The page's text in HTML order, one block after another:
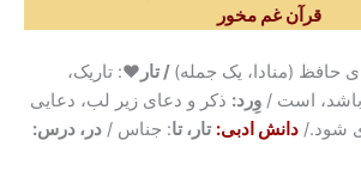
قرآن غم مخور
حافظ (منادا، یک جمله) / تار♥: تاریک،
باشد، است / وِرد: ذکر و دعای زیر لب، دعایی
شود./ دانش ادبی: تار، تا: جناس / در، درس: